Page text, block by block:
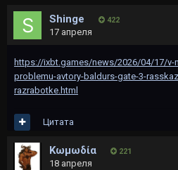
Shinge 422
17 апреля
https://ixbt.games/news/2026/04/17/v-
problemu-avtory-baldurs-gate-3-
razrabotke.html
Цитата
Kωμωδία 221
18 апреля